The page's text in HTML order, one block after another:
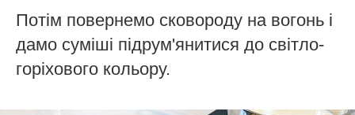
Потім повернемо сковороду на вогонь і
дамо суміші підрум'янитися до світло-
горіхового кольору.